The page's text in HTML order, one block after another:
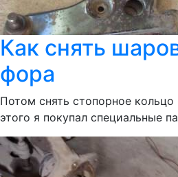
Как снять
фора
Потом снять стопорное
этого я покупал специальные